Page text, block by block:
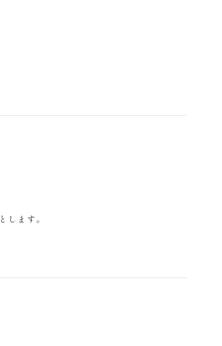
ます。